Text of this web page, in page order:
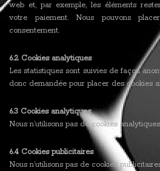
web et, par exemple, les éléments
votre paiement. Nous pouvons
consentement.
6.2 Cookies analytiques
Les statistiques sont suivies de façon
donc demandée pour placer des cookies
6.3 Cookies analytiques
Nous n’utilisons pas de cookies
6.4 Cookies publicitaires
Nous n’utilisons pas de cookies